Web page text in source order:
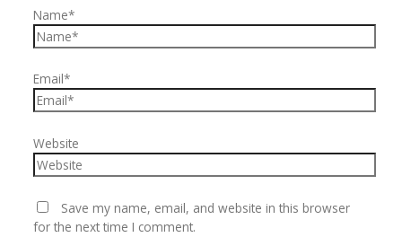
Name*
Email*
Website
Save my name, email, and website in this browser
for the next time I comment.